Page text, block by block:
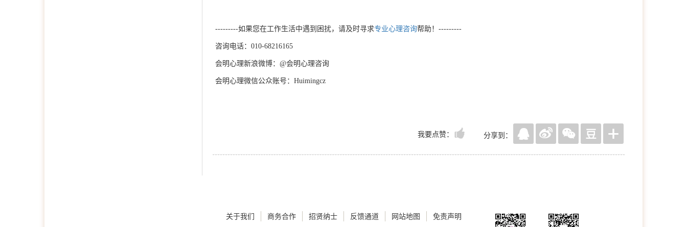
---------如果您在工作生活中遇到困扰，请及时寻求专业心理咨询帮助！---------
咨询电话： 010-68216165
会明心理新浪微博： @会明心理咨询
会明心理微信公众账号： Huimingcz
我要点赞： 分享到：
关于我们 商务合作 招贤纳士 反馈通道 网站地图 免责声明